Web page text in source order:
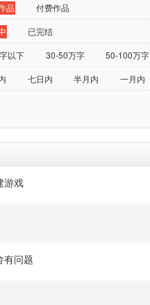
品
付费作品
已完结
以下 30-50万字 50-100万字
七日内 半月内
一月内
游戏
有问题